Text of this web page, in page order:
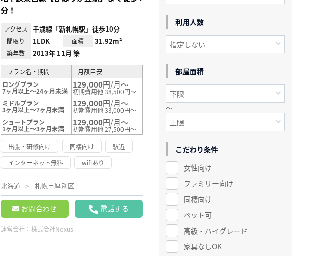
分！
アクセス 千歳線「新札幌駅」徒歩10分
間取り 1LDK 面積 31.92m²
築年数 2013年 11月 築
プラン名・期間
月額目安
ロングプラン
7ヶ月以上～24ヶ月未満
129,000円/月～
初期費用他 38,500円～
ミドルプラン
3ヶ月以上～7ヶ月未満
129,000円/月～
初期費用他 33,000円～
ショートプラン
1ヶ月以上～3ヶ月未満
129,000円/月～
初期費用他 27,500円～
出張・研修向け
同棲向け
駅近
インターネット無料
wifiあり
北海道 札幌市厚別区
お問合わせ 電話する
運営会社： 株式会社Nexus
利用人数
部屋面積
～
こだわり条件
女性向け
ファミリー向け
同棲向け
ペット可
高級・ハイグレード
家具なしOK